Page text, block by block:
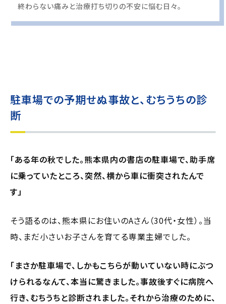
終わらない痛みと治療打ち切りの不安に悩む日々。
駐車場での予期せぬ事故と、むちうちの診
断
「ある年の秋でした。熊本県内の書店の駐車場で、助手席
に乗っていたところ、突然、横から車に衝突されたんで
す」
そう語るのは、熊本県にお住いのAさん（30代・女性）。当
時、まだ小さいお子さんを育てる専業主婦でした。
「まさか駐車場で、しかもこちらが動いていない時にぶつ
けられるなんて、本当に驚きました。事故後すぐに病院へ
行き、むちうちと診断されました。それから治療のために、